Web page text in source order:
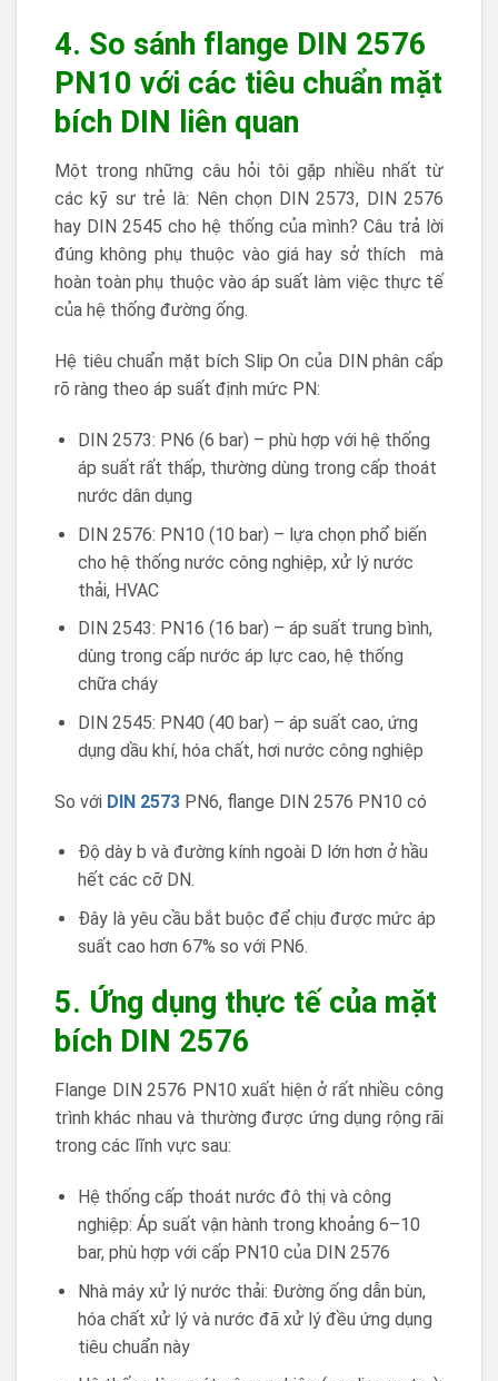
4. So sánh flange DIN 2576
PN10 với các tiêu chuẩn mặt
bích DIN liên quan
Một trong những câu hỏi tôi gặp nhiều nhất từ
các kỹ sư trẻ là: Nên chọn DIN 2573, DIN 2576
hay DIN 2545 cho hệ thống của mình? Câu trả lời
đúng không phụ thuộc vào giá hay sở thích mà
hoàn toàn phụ thuộc vào áp suất làm việc thực tế
của hệ thống đường ống.
Hệ tiêu chuẩn mặt bích Slip On của DIN phân cấp
rõ ràng theo áp suất định mức PN:
DIN 2573: PN6 (6 bar) – phù hợp với hệ thống
áp suất rất thấp, thường dùng trong cấp thoát
nước dân dụng
DIN 2576: PN10 (10 bar) – lựa chọn phổ biến
cho hệ thống nước công nghiệp, xử lý nước
thải, HVAC
DIN 2543: PN16 (16 bar) – áp suất trung bình,
dùng trong cấp nước áp lực cao, hệ thống
chữa cháy
DIN 2545: PN40 (40 bar) – áp suất cao, ứng
dụng dầu khí, hóa chất, hơi nước công nghiệp
So với DIN 2573 PN6, flange DIN 2576 PN10 có
Độ dày b và đường kính ngoài D lớn hơn ở hầu
hết các cỡ DN.
Đây là yêu cầu bắt buộc để chịu được mức áp
suất cao hơn 67% so với PN6.
5. Ứng dụng thực tế của mặt
bích DIN 2576
Flange DIN 2576 PN10 xuất hiện ở rất nhiều công
trình khác nhau và thường được ứng dụng rộng rãi
trong các lĩnh vực sau:
Hệ thống cấp thoát nước đô thị và công
nghiệp: Áp suất vận hành trong khoảng 6–10
bar, phù hợp với cấp PN10 của DIN 2576
Nhà máy xử lý nước thải: Đường ống dẫn bùn,
hóa chất xử lý và nước đã xử lý đều ứng dụng
tiêu chuẩn này